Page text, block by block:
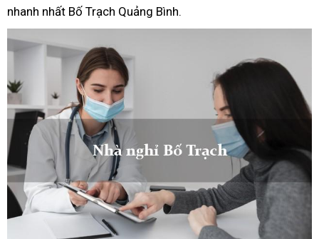
lượng
giá
nhanh nhất bảo
hành
Bố Trạch Quảng Bình.